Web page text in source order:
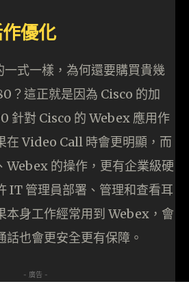
優化
一式一樣，為何還要購買貴幾
？這正就是因為 Cisco 的加
針對 Cisco 的 Webex 應用作
在 Video Call 時會更明顯，而
Webex 的操作，更有企業級硬
IT 管理員部署、管理和查看耳
本身工作經常用到 Webex，會
話也會更安全更有保障。
- 廣告 -